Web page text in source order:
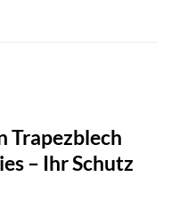
Trapezblech
– Ihr Schutz